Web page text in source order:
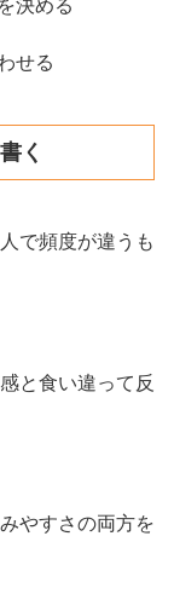
決める
せる
く
で頻度が違うも
と食い違って反
やすさの両方を